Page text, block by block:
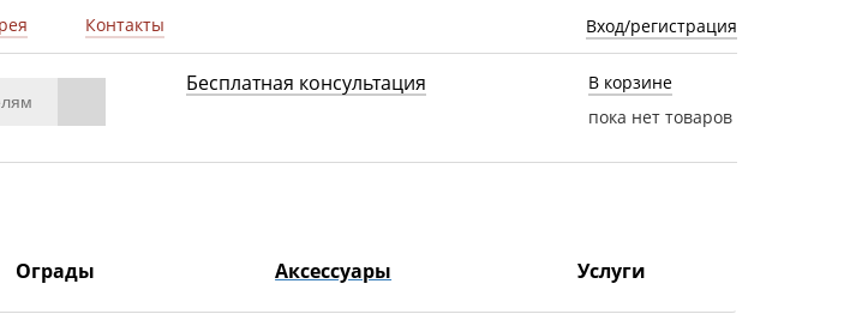
Контакты Вход/регистрация
Бесплатная консультация
В корзине
пока нет товаров
Ограды Аксессуары Услуги